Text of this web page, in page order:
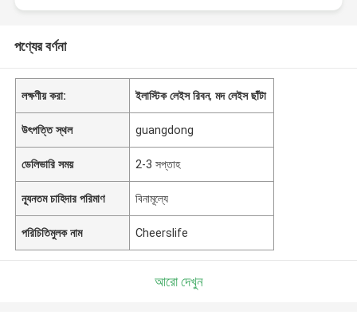
পণ্যের বর্ণনা
লক্ষণীয় করা: ইলাস্টিক লেইস রিবন,মদ লেইস ছাঁটা
উৎপত্তি স্থল guangdong
ডেলিভারি সময় 2-3 সপ্তাহ
ন্যূনতম চাহিদার পরিমাণ বিনামূল্যে
পরিচিতিমুলক নাম Cheerslife
আরো দেখুন